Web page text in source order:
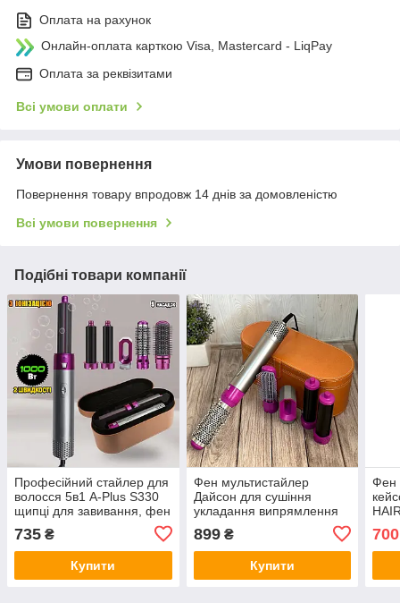
Оплата на рахунок
Онлайн-оплата карткою Visa, Mastercard - LiqPay
Оплата за реквізитами
Всі умови оплати
Умови повернення
Повернення товару впродовж 14 днів за домовленістю
Всі умови повернення
Подібні товари компанії
Професійний стайлер для
волосся 5в1 A-Plus S330
щипці для завивання, фен
керамічний
735 ₴
Купити
Фен мультистайлер
Дайсон для сушіння
укладання випрямлення
та завивання волосся 5в1
Hot Air Styler в чохлі
899₴
Купити
Фен
700